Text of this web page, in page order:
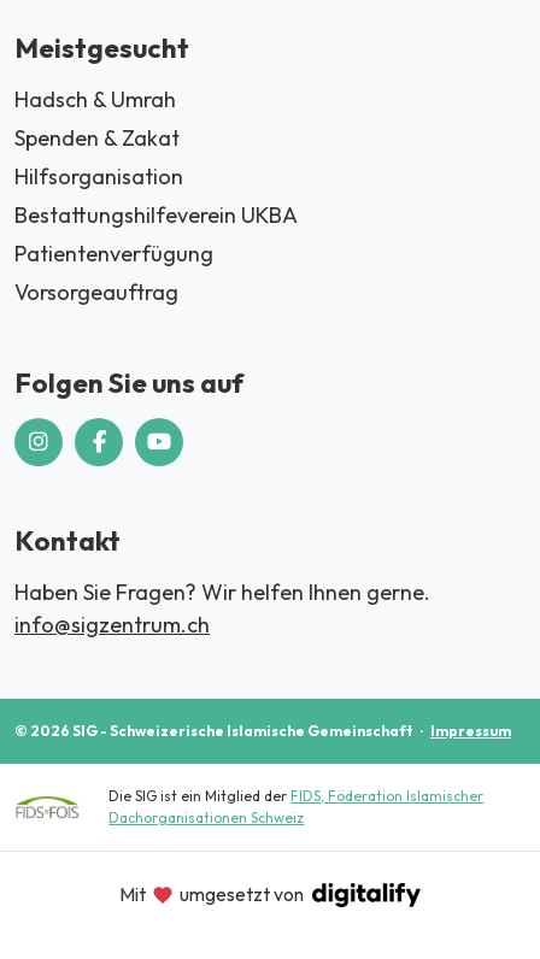
Meistgesucht
Hadsch & Umrah
Spenden & Zakat
Hilfsorganisation
Bestattungshilfeverein UKBA
Patientenverfügung
Vorsorgeauftrag
Folgen Sie uns auf
Kontakt
Haben Sie Fragen? Wir helfen Ihnen gerne.
info@sigzentrum.ch
© 2026 SIG - Schweizerische Islamische Gemeinschaft · Impressum
Die SIG ist ein Mitglied derFIDS, Föderation Islamischer
Dachorganisationen Schweiz
Mit umgesetzt von